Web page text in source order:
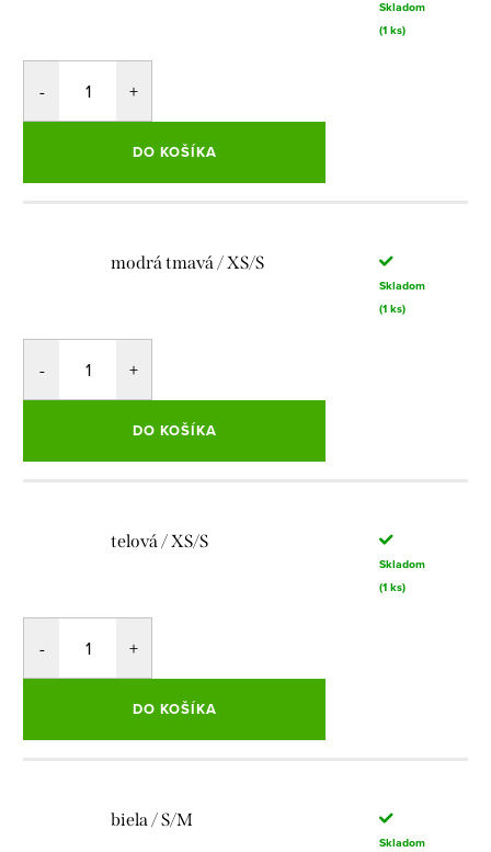
Skladom
(1 ks)
DO KOŠÍKA
modrá tmavá / XS/S
Skladom
(1 ks)
DO KOŠÍKA
telová / XS/S
Skladom
(1 ks)
DO KOŠÍKA
biela / S/M
Skladom